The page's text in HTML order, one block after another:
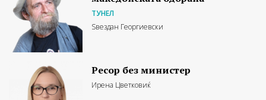
ТУНЕЛ
Ѕвездан Георгиевски
Ресор без министер
Ирена Цветковиќ